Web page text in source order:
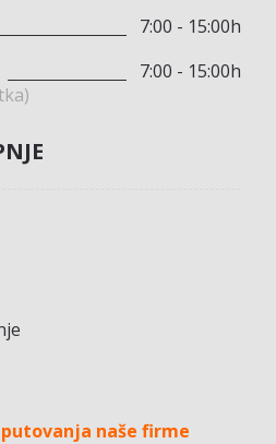
7:00 - 15:00h
7:00 - 15:00h
naše firme